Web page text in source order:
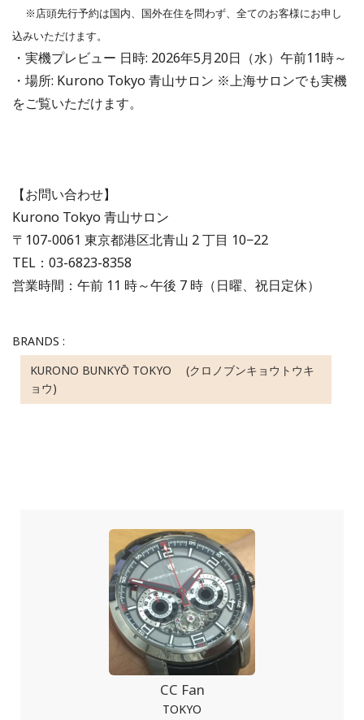
※店頭先行予約は国内、国外在住を問わず、全てのお客様にお申し
込みいただけます。
・実機プレビュー 日時: 2026年5月20日（水）午前11時～
・場所: Kurono Tokyo 青山サロン ※上海サロンでも実機
をご覧いただけます。
【お問い合わせ】
Kurono Tokyo 青山サロン
〒107-0061 東京都港区北青山 2 丁目 10−22
TEL：03-6823-8358
営業時間：午前 11 時～午後 7 時（日曜、祝日定休）
BRANDS :
KURONO BUNKYŌ TOKYO (クロノブンキョウトウキ
ョウ)
CC Fan
TOKYO